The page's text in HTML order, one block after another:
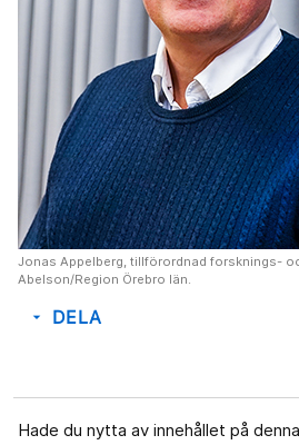
Jonas Appelberg, tillförordnad forsknings-
Abelson/Region Örebro län.
arrow_drop_down DELA
Hade du nytta av innehållet på